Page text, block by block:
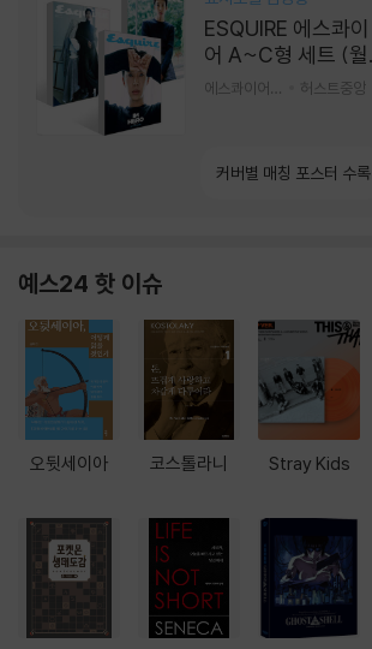
ESQUIRE 에스콰이
어 A~C형 세트 (월
간) : 9월 [2026]
허스트중앙
커버별 매칭 포스터 수록
예스24 핫 이슈
오뒷세이아 코스톨라니 Stray Kids